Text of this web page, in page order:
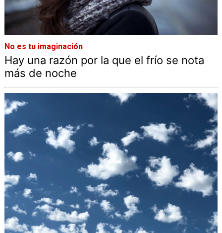
No es tu imaginación
Hay una razón por la que el frío se nota
más de noche